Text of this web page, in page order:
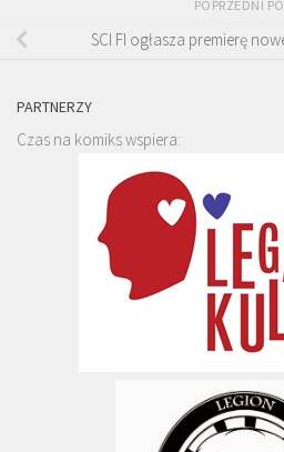
POPRZEDNI
SCI FI ogłasza premierę
PARTNERZY
Czas na komiks wspiera: